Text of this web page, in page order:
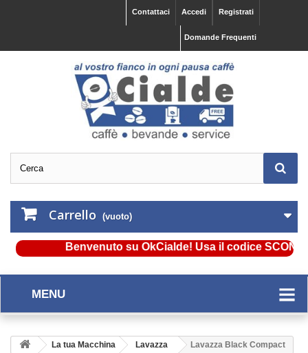
Registrati
Accedi
Contattaci
Domande Frequenti
Carrello (vuoto)
Benvenuto su OkCialde! Usa il codice
MENU
La tua Macchina Lavazza Lavazza Black Compact